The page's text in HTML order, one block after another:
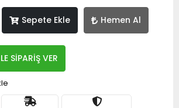
Sepete Ekle Hemen Al
SİPARİŞ VER